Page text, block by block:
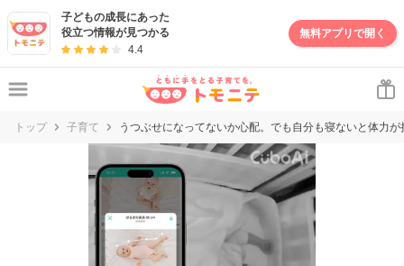
子どもの成長にあった
役立つ情報が見つかる
4.4
無料アプリで開く
トップ 子育て うつぶせになってないか心配。でも自分も寝ないと体力